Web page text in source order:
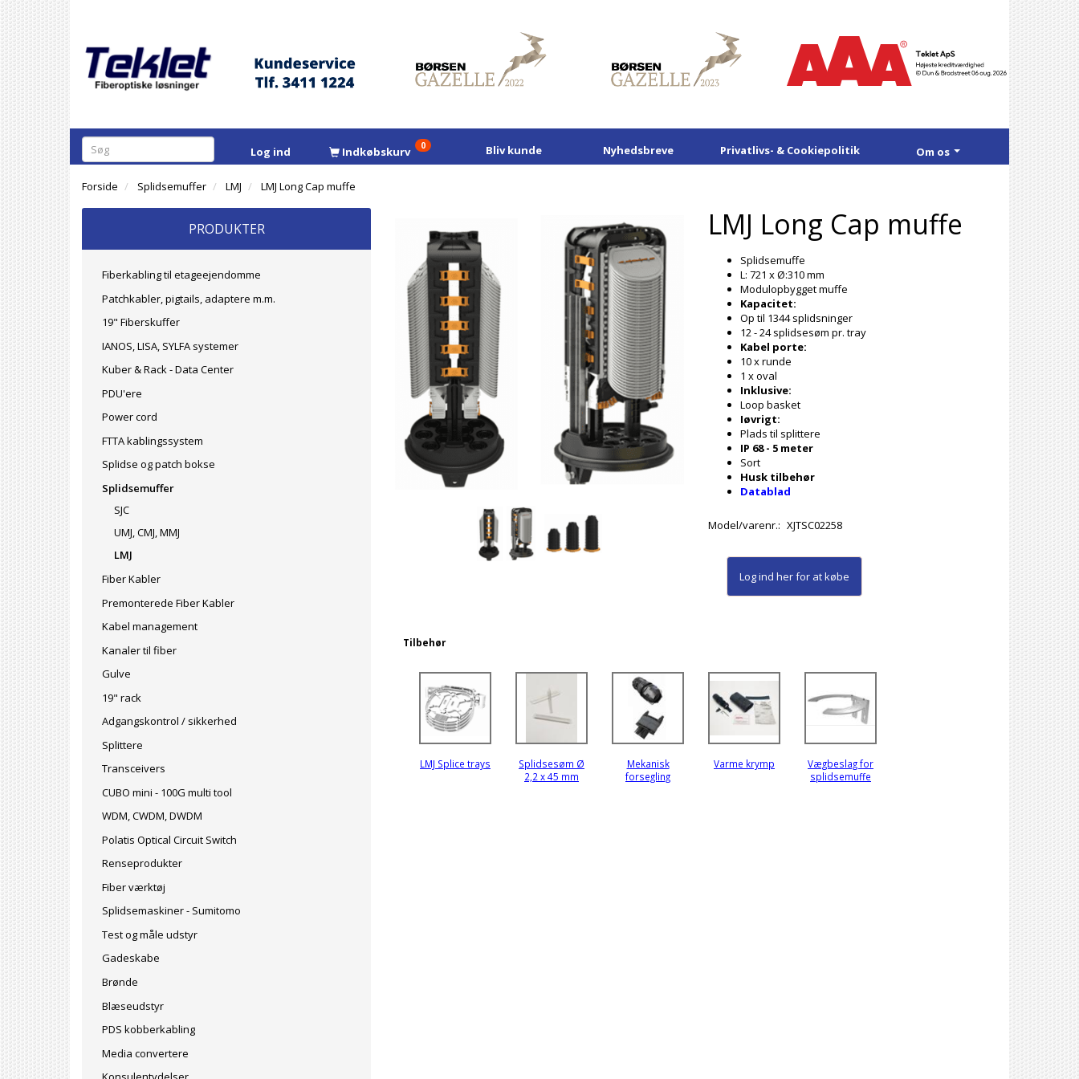
Log ind Indkøbskurv 0 Bliv kunde Nyhedsbreve Privatlivs- & Cookiepolitik Om os
Forside Splidsemuffer LMJ LMJ Long Cap muffe
PRODUKTER
Fiberkabling til etageejendomme
Patchkabler, pigtails, adaptere m.m.
19" Fiberskuffer
IANOS, LISA, SYLFA systemer
Kuber & Rack - Data Center
PDU'ere
Power cord
FTTA kablingssystem
Splidse og patch bokse
Splidsemuffer
SJC
UMJ, CMJ, MMJ
LMJ
Fiber Kabler
Premonterede Fiber Kabler
Kabel management
Kanaler til fiber
Gulve
19" rack
Adgangskontrol / sikkerhed
Splittere
Transceivers
CUBO mini - 100G multi tool
WDM, CWDM, DWDM
Polatis Optical Circuit Switch
Renseprodukter
Fiber værktøj
Splidsemaskiner - Sumitomo
Test og måle udstyr
Gadeskabe
Brønde
Blæseudstyr
PDS kobberkabling
Media convertere
LMJ Long Cap muffe
Splidsemuffe
L: 721 x Ø:310 mm
Modulopbygget muffe
Kapacitet:
Op til 1344 splidsninger
12 - 24 splidsesøm pr. tray
Kabel porte:
10 x runde
1 x oval
Inklusive:
Loop basket
Iøvrigt:
Plads til splittere
IP 68 - 5 meter
Sort
Husk tilbehør
Datablad
Model/varenr.: XJTSC02258
Log ind herfor at købe
Tilbehør
LMJ Splice trays
Splidsesøm Ø
2,2 x 45 mm
Mekanisk
forsegling
Varme krymp
Vægbeslag for
splidsemuffe